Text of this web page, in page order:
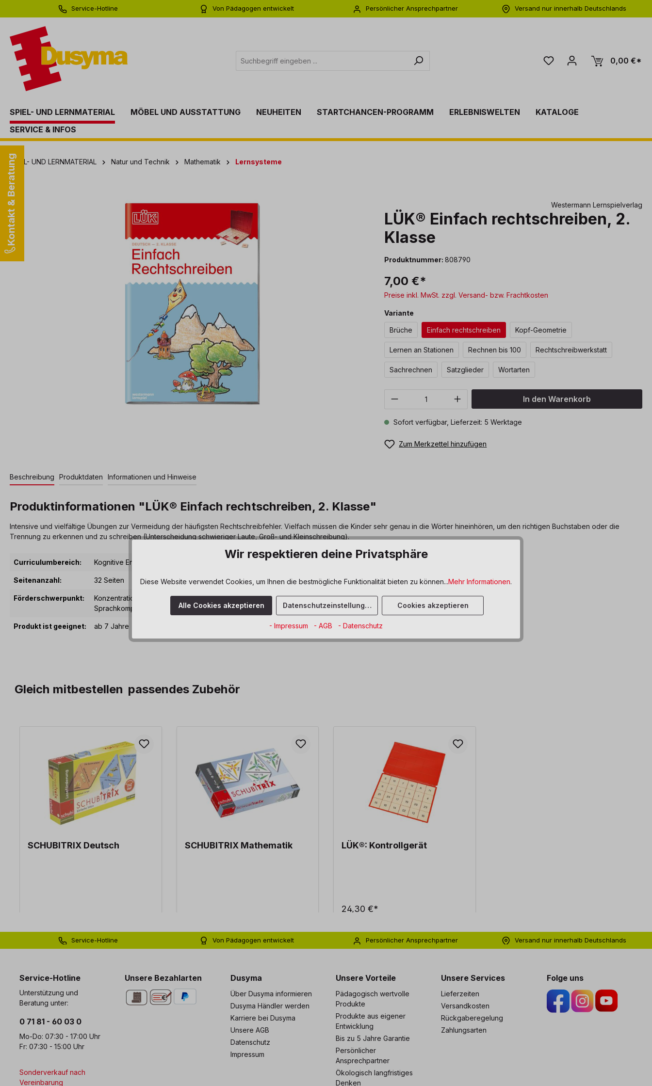
Zur Hauptnavigation springen
Service-Hotline
Von Pädagogen entwickelt
Persönlicher Ansprechpartner
Versand nur innerhalb Deutschlands
0,00 €*
SPIEL- UND LERNMATERIAL MÖBEL UND AUSSTATTUNG NEUHEITEN STARTCHANCEN-PROGRAMM ERLEBNISWELTEN
KATALOGE
SERVICE & INFOS
Kontakt & Beratung
SPIEL- UND LERNMATERIAL Natur und Technik Mathematik Lernsysteme
Bildergalerie überspringen Westermann Lernspielverlag
LÜK® Einfach rechtschreiben, 2.
Klasse
Produktnummer:808790
7,00 €*
Preise inkl. MwSt. zzgl. Versand- bzw. Frachtkosten
Variante
Brüche Einfach rechtschreiben Kopf-Geometrie
Lernen an Stationen Rechnen bis 100 Rechtschreibwerkstatt
Sachrechnen Satzglieder Wortarten
Produkt Anzahl: Gib den gewünschten Wert
In den Warenkorb
Sofort verfügbar, Lieferzeit: 5 Werktage
Zum Merkzettel hinzufügen
Beschreibung Produktdaten Informationen und Hinweise
Produktinformationen "LÜK® Einfach rechtschreiben, 2. Klasse"
Intensive und vielfältige Übungen zur Vermeidung der häufigsten Rechtschreibfehler. Vielfach müssen die Kinder sehr genau in die Wörter hineinhören, um den richtigen Buchstaben oder die
Trennung zu erkennen und zu schreiben (Unterscheidung schwieriger Laute, Groß- und Kleinschreibung).
Curriculumbereich: Kognitive Entwicklung , Sprachliche Entwicklung
Seitenanzahl: 32 Seiten
Förderschwerpunkt: Konzentration , Mathematische Kompetenzen, Merkfähigkeit,
Sprachkompetenz
Produkt ist geeignet: ab 7 Jahre
Gleich mitbestellen passendes Zubehör
SCHUBITRIX Deutsch SCHUBITRIX Mathematik LÜK®: Kontrollgerät
24,30 €*
Service-Hotline
Von Pädagogen entwickelt
Persönlicher Ansprechpartner
Versand nur innerhalb Deutschlands
Service-Hotline
Unterstützung und
Beratung unter:
0 71 81 - 60 03 0
Mo-Do: 07:30 - 17:00 Uhr
Fr: 07:30 - 15:00 Uhr
Sonderverkauf nach
Vereinbarung
Unsere Bezahlarten Dusyma
Über Dusyma informieren
Dusyma Händler werden
Karriere bei Dusyma
Unsere AGB
Datenschutz
Impressum
Unsere Vorteile
Pädagogisch wertvolle
Produkte
Produkte aus eigener
Entwicklung
Bis zu 5 Jahre Garantie
Persönlicher
Ansprechpartner
Ökologisch langfristiges
Denken
Unsere Services
Lieferzeiten
Versandkosten
Rückgaberegelung
Zahlungsarten
Folge uns
Wir respektieren deine Privatsphäre
Diese Website verwendet Cookies, um Ihnen die bestmögliche Funktionalität bieten zu können...Mehr Informationen.
Alle Cookies akzeptieren Datenschutzeinstellungen Cookies akzeptieren
- Impressum - AGB - Datenschutz